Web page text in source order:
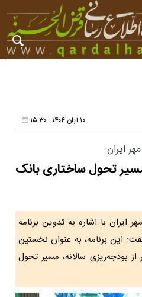
۱۰ آبان ۱۴۰۴ - ۱۵:۳۰
ایران:
تحول ساختاری بانک
ایران با اشاره به تدوین برنامه
بانک، گفت: این برنامه، به عنوان نخستین
از بودجه‌ریزی سالانه، مسیر تحول